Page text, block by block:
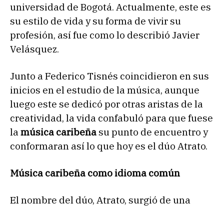
universidad de Bogotá. Actualmente, este es
su estilo de vida y su forma de vivir su
profesión, así fue como lo describió Javier
Velásquez.
Junto a Federico Tisnés coincidieron en sus
inicios en el estudio de la música, aunque
luego este se dedicó por otras aristas de la
creatividad, la vida confabuló para que fuese
la música caribeña su punto de encuentro y
conformaran así lo que hoy es el dúo Atrato.
Música caribeña como idioma común
El nombre del dúo, Atrato, surgió de una